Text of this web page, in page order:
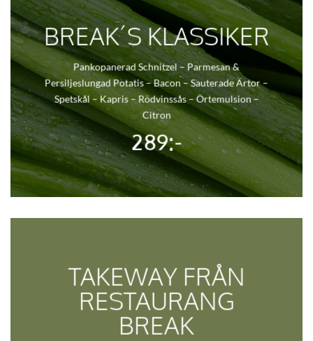
BREAK´S KLASSIKER
Pankopanerad Schnitzel – Parmesan &
Persiljeslungad Potatis – Bacon – Sauterade Ärtor –
Spetskål – Kapris – Rödvinssås – Örtemulsion –
Citron
289:-
TAKEWAY FRÅN
RESTAURANG
BREAK